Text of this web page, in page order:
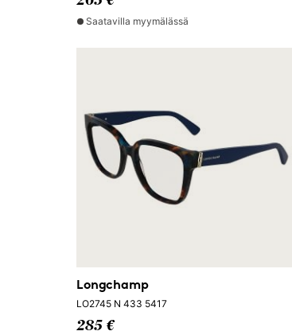
Saatavilla myymälässä
Longchamp
LO2745 N 433 5417
285 €